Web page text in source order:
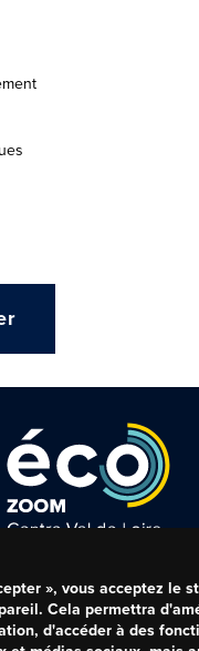
Mentions légales
Conditions RGPD
», vous acceptez le
Cela permettra
d'accéder à des